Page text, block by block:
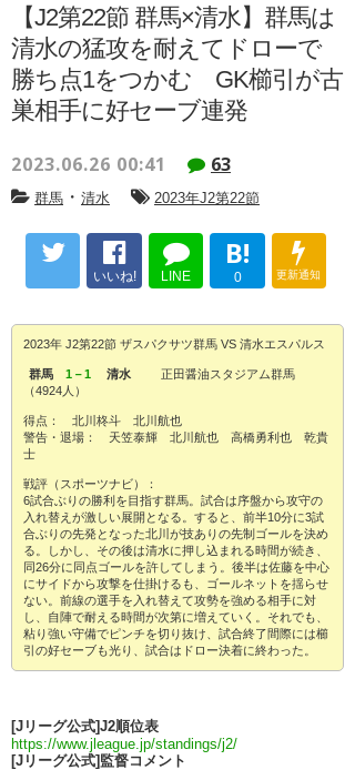
【J2第22節 群馬×清水】群馬は
清水の猛攻を耐えてドローで
勝ち点1をつかむ GK櫛引が古
巣相手に好セーブ連発
2023.06.26 00:41 63
群馬 ・ 清水 2023年J2第22節
いいね! LINE
B!
0 更新通知
2023年 J2第22節 ザスパクサツ群馬 VS 清水エスパルス
群馬 1－1 清水
正田醤油スタジアム群馬
（4924人）
得点： 北川柊斗 北川航也
警告・退場： 天笠泰輝 北川航也 高橋勇利也 乾貴
士
戦評（スポーツナビ）：
6試合ぶりの勝利を目指す群馬。試合は序盤から攻守の
入れ替えが激しい展開となる。すると、前半10分に3試
合ぶりの先発となった北川が技ありの先制ゴールを決め
る。しかし、その後は清水に押し込まれる時間が続き、
同26分に同点ゴールを許してしまう。後半は佐藤を中心
にサイドから攻撃を仕掛けるも、ゴールネットを揺らせ
ない。前線の選手を入れ替えて攻勢を強める相手に対
し、自陣で耐える時間が次第に増えていく。それでも、
粘り強い守備でピンチを切り抜け、試合終了間際には櫛
引の好セーブも光り、試合はドロー決着に終わった。
[Jリーグ公式]J2順位表
https://www.jleague.jp/standings/j2/
[Jリーグ公式]監督コメント